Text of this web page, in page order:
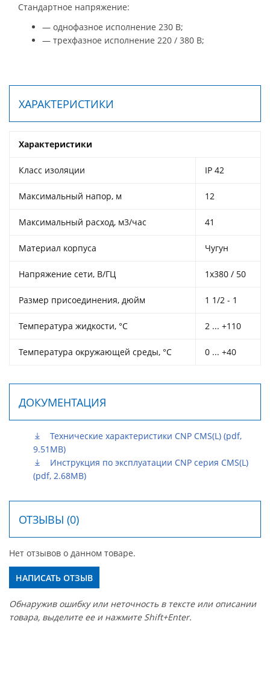
Стандартное напряжение:
— однофазное исполнение 230 В;
— трехфазное исполнение 220 / 380 В;
ХАРАКТЕРИСТИКИ
Характеристики
Класс изоляции IP 42
Максимальный напор, м 12
Максимальный расход, м3/час 41
Материал корпуса Чугун
Напряжение сети, В/ГЦ 1х380 / 50
Размер присоединения, дюйм 1 1/2 - 1
Температура жидкости, °С 2 ... +110
Температура окружающей среды, °С 0 ... +40
ДОКУМЕНТАЦИЯ
Технические характеристики CNP CMS(L) (pdf,
9.51MB)
Инструкция по эксплуатации CNP серия CMS(L)
(pdf, 2.68MB)
ОТЗЫВЫ (0)
Нет отзывов о данном товаре.
НАПИСАТЬ ОТЗЫВ
Обнаружив ошибку или неточность в тексте или описании
товара, выделите ее и нажмите Shift+Enter.